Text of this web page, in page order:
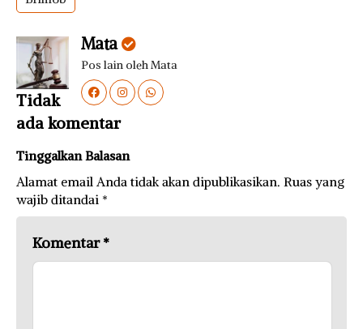
Mata
Pos lain oleh Mata
Tidak
ada komentar
Tinggalkan Balasan
Alamat email Anda tidak akan dipublikasikan. Ruas yang
wajib ditandai *
Komentar*